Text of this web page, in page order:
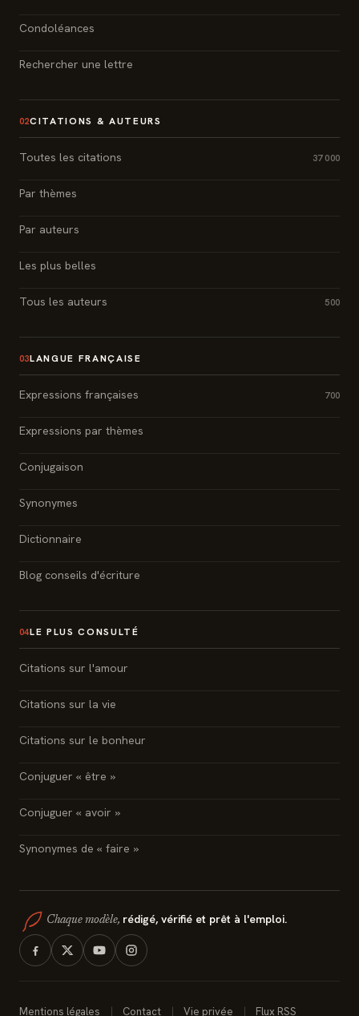
Condoléances
Rechercher une lettre
02CITATIONS & AUTEURS
Toutes les citations 37 000
Par thèmes
Par auteurs
Les plus belles
Tous les auteurs 500
03LANGUE FRANÇAISE
Expressions françaises 700
Expressions par thèmes
Conjugaison
Synonymes
Dictionnaire
Blog conseils d'écriture
04LE PLUS CONSULTÉ
Citations sur l'amour
Citations sur la vie
Citations sur le bonheur
Conjuguer « être »
Conjuguer « avoir »
Synonymes de « faire »
Chaque modèle, rédigé, vérifié et prêt à l'emploi.
Mentions légales Contact Vie privée Flux RSS